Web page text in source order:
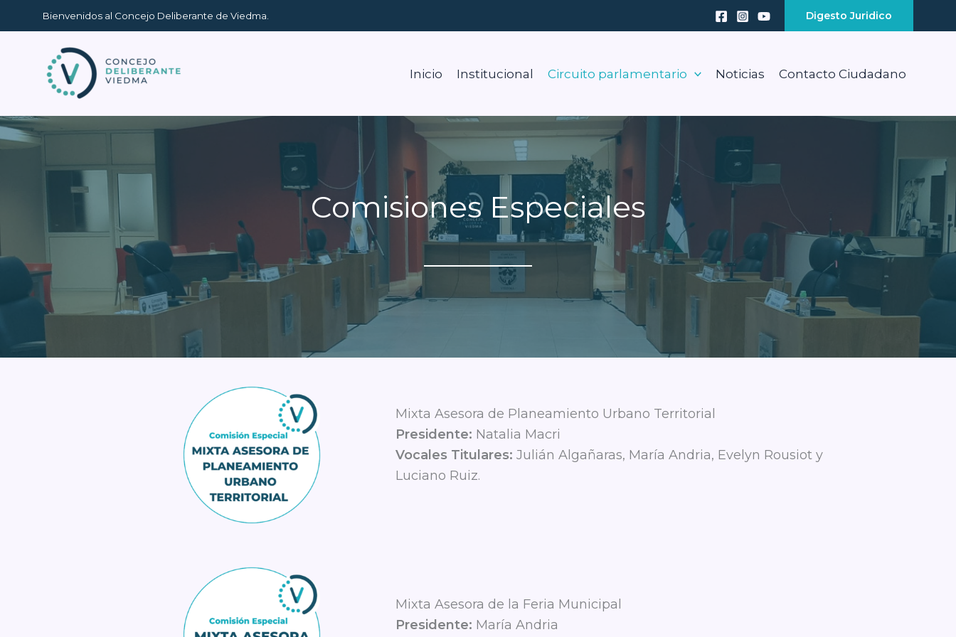
al
contenido
Bienvenidos al Concejo Deliberante de Viedma. Digesto Juridico
Inicio Institucional Circuito parlamentario Noticias Contacto Ciudadano
Comisiones Especiales
Mixta Asesora de Planeamiento Urbano Territorial
Presidente: Natalia Macri
Vocales Titulares: Julián Algañaras, María Andria, Evelyn Rousiot y
Luciano Ruiz.
Mixta Asesora de la Feria Municipal
Presidente: María Andria